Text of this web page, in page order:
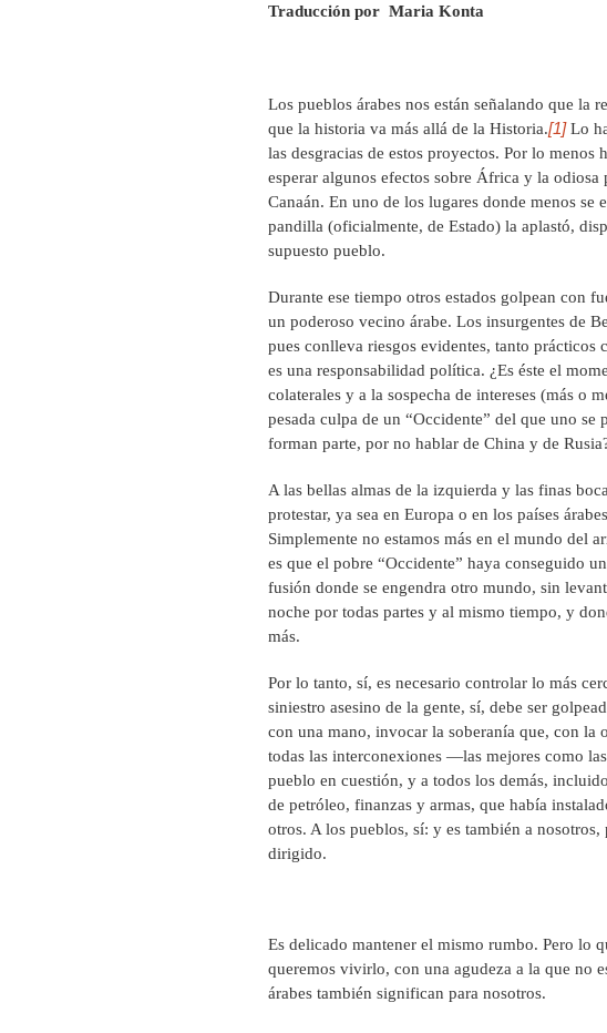
Traducción por Maria Konta
Los pueblos árabes nos están señalando que la
que la historia va más allá de la Historia.[1]Lo
las desgracias de estos proyectos. Por lo
esperar algunos efectos sobre África y la
Canaán. En uno de los lugares donde menos se
pandilla (oficialmente, de Estado) la aplastó,
supuesto pueblo.
Durante ese tiempo otros estados golpean con
un poderoso vecino árabe. Los insurgentes de
pues conlleva riesgos evidentes, tanto
es una responsabilidad política. ¿Es éste el
colaterales y a la sospecha de intereses (más o
pesada culpa de un “Occidente” del que uno
forman parte, por no hablar de China y de
A las bellas almas de la izquierda y las finas
protestar, ya sea en Europa o en los países
Simplemente no estamos más en el mundo del
es que el pobre “Occidente” haya conseguido
fusión donde se engendra otro mundo, sin
noche por todas partes y al mismo tiempo, y
más.
Por lo tanto, sí, es necesario controlar lo más
siniestro asesino de la gente, sí, debe ser
con una mano, invocar la soberanía que, con la
todas las interconexiones —las mejores como
pueblo en cuestión, y a todos los demás,
de petróleo, finanzas y armas, que había
otros. A los pueblos, sí: y es también a
dirigido.
Es delicado mantener el mismo rumbo. Pero lo
queremos vivirlo, con una agudeza a la que no
árabes también significan para nosotros.